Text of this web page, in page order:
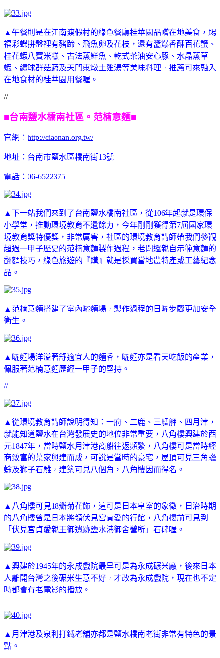
▲午餐則是在江南渡假村的綠色餐廳桂華園品嚐在地美食，賜
福彩蝶拼盤裡有豬蹄、飛魚卵及花枝，還有醬爆香酥百花蟹、
桂花蝦八寶米糕、古法蒸鮮魚、乾式茶油安心豚、水晶蒸草
蝦、繡球群菇蔬及天門東燉土雞湯等美味料理，推薦可來融入
在地食材的桂華園用餐喔。
//
■台南鹽水橋南社區。范楠意麵■
官網： http://ciaonan.org.tw/
地址：台南市鹽水區橋南街13號
電話：06-6522375
▲下一站我們來到了台南鹽水橋南社區，從106年起就是環保
小學堂，推動環境教育不遺餘力，今年剛剛獲得第7屆國家環
境教育獎特優獎，非常厲害，社區的環境教育講師帶我們參觀
超過一甲子歷史的范楠意麵製作過程，老闆還親自示範意麵的
翻麵技巧，綠色旅遊的『購』就是採買當地農特產或工藝紀念
品。
▲范楠意麵搭建了室內曬麵場，製作過程的日曬步驟更加安全
衛生。
▲曬麵場洋溢著舒適宜人的麵香，曬麵亦是看天吃飯的產業，
佩服著范楠意麵歷經一甲子的堅持。
//
▲從環境教育講師說明得知：一府、二鹿、三艋舺、四月津，
就能知道鹽水在台灣發展史的地位非常重要，八角樓興建於西
元1847年，當時鹽水月津港商船往返頻繁，八角樓可是當時經
商致富的葉家興建而成，可說是當時的豪宅，屋頂可見三角蟾
蜍及獅子石雕，建築可見八個角，八角樓因而得名。
▲八角樓可見18瓣菊花飾，這可是日本皇室的象徵，日治時期
的八角樓曾是日本將領伏見宮貞愛的行館，八角樓前可見到
「伏見宮貞愛親王御遺跡鹽水港御舍營所」石碑喔。
▲興建於1945年的永成戲院最早可是為永成碾米廠，後來日本
人離開台灣之後碾米生意不好，才改為永成戲院，現在也不定
時都會有老電影的播放。
▲月津港及泉利打鐵老舖亦都是鹽水橋南老街非常有特色的景
點。